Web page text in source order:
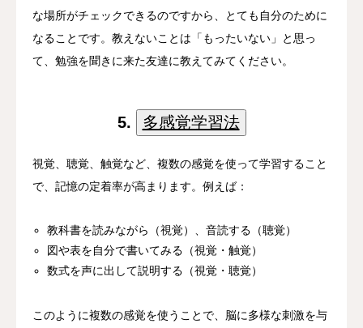
な場所がチェックできるのですから、とても自分のために
なることです。教えないことは「もったいない」と思っ
て、勉強を聞きに来た友達に教えてみてください。
5. 多感覚学習法
視覚、聴覚、触覚など、複数の感覚を使って学習すること
で、記憶の定着率が高まります。例えば：
教科書を読みながら（視覚）、音読する（聴覚）
図や表を自分で書いてみる（視覚・触覚）
数式を声に出して説明する（視覚・聴覚）
このように複数の感覚を使うことで、脳に多様な刺激を与